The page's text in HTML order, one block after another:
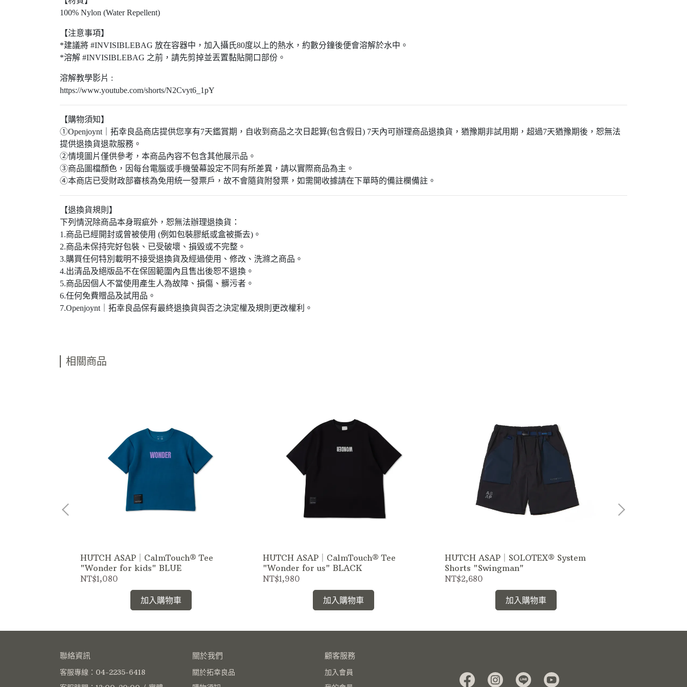
100% Nylon (Water Repellent)
【注意事項】
*建議將 #INVISIBLEBAG 放在容器中，加入攝氏80度以上的熱水，約數分鐘後便會溶解於水中。
*溶解 #INVISIBLEBAG 之前，請先剪掉並丟置黏貼開口部份。
溶解教學影片 :
https://www.youtube.com/shorts/N2Cvyt6_1pY
【購物須知】
①Openjoynt｜拓幸良品商店提供您享有7天鑑賞期，自收到商品之次日起算(包含假日) 7天內可辦理商品退換貨，猶豫期非試用期，超過7天猶豫期後，恕無法
提供退換貨退款服務。
②情境圖片僅供參考，本商品內容不包含其他展示品。
③商品圖檔顏色，因每台電腦或手機螢幕設定不同有所差異，請以實際商品為主。​
④本商店已受財政部審核為免用統一發票戶，故不會隨貨附發票，如需開收據請在下單時的備註欄備註。
【退換貨規則】
下列情況除商品本身瑕疵外，恕無法辦理退換貨：
1.商品已經開封或曾被使用 (例如包裝膠紙或盒被撕去)。
2.商品未保持完好包裝、已受破壞、損毀或不完整。
3.購買任何特別載明不接受退換貨及經過使用、修改、洗滌之商品。
4.出清品及絕版品不在保固範圍內且售出後恕不退換。
5.商品因個人不當使用產生人為故障、損傷、髒污者。
6.任何免費贈品及試用品。
7.Openjoynt｜拓幸良品保有最終退換貨與否之決定權及規則更改權利。
相關商品
HUTCH ASAP｜CalmTouch® Tee
"Wonder for kids" BLUE
NT$1,080
加入購物車
HUTCH ASAP｜CalmTouch® Tee
"Wonder for us" BLACK
NT$1,980
加入購物車
HUTCH ASAP｜SOLOTEX® System
Shorts "Swingman"
NT$2,680
加入購物車
聯絡資訊
客服專線：04-2235-6418
關於我們
關於拓幸良品
顧客服務
加入會員